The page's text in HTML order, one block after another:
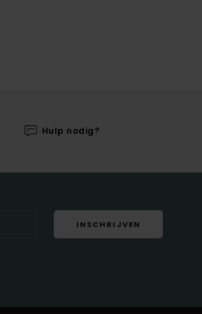
Hulp nodig?
INSCHRIJVEN